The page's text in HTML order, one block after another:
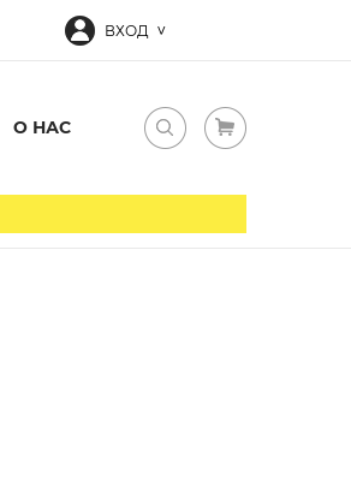
ВХОД
О НАС